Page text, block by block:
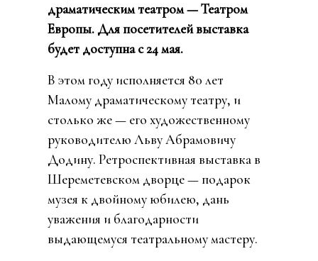
драматическим театром —Театром
Европы.Для посетителей выставка
будет доступна с 24 мая.
В этом году исполняется 80 лет
Малому драматическому театру, и
столько же — его художественному
руководителю Льву Абрамовичу
Додину. Ретроспективная выставка в
Шереметевском дворце — подарок
музея к двойному юбилею, дань
уважения и благодарности
выдающемуся театральному мастеру.